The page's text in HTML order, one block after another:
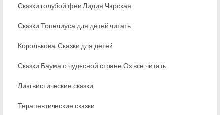
Сказки голубой феи Лидия Чарская
Сказки Топелиуса для детей читать
Королькова. Сказки для детей
Сказки Баума о чудесной стране Оз все читать
Лингвистические сказки
Терапевтические сказки